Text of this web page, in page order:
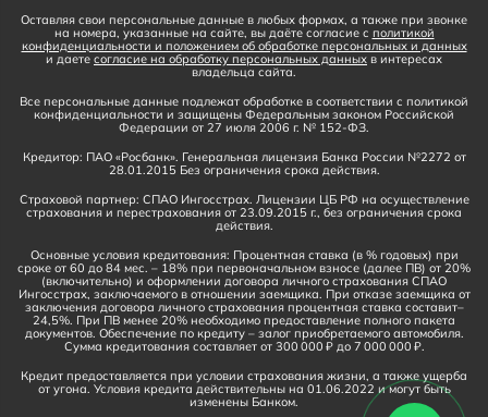
Оставляя свои персональные данные в любых формах, а также при звонке
на номера, указанные на сайте, вы даёте согласие с политикой
конфиденциальности и положением об обработке персональных и данных
и даете согласие на обработку персональных данных в интересах
владельца сайта.
Все персональные данные подлежат обработке в соответствии с политикой
конфиденциальности и защищены Федеральным законом Российской
Федерации от 27 июля 2006 г. № 152-ФЗ.
Кредитор: ПАО «Росбанк». Генеральная лицензия Банка России №2272 от
28.01.2015 Без ограничения срока действия.
Страховой партнер: СПАО Ингосстрах. Лицензии ЦБ РФ на осуществление
страхования и перестрахования от 23.09.2015 г., без ограничения срока
действия.
Основные условия кредитования: Процентная ставка (в % годовых) при
сроке от 60 до 84 мес. – 18% при первоначальном взносе (далее ПВ) от 20%
(включительно) и оформлении договора личного страхования СПАО
Ингосстрах, заключаемого в отношении заемщика. При отказе заемщика от
заключения договора личного страхования процентная ставка составит–
24,5%. При ПВ менее 20% необходимо предоставление полного пакета
документов. Обеспечение по кредиту – залог приобретаемого автомобиля.
Сумма кредитования составляет от 300 000 ₽ до 7 000 000 ₽.
Кредит предоставляется при условии страхования жизни, а также ущерба
от угона. Условия кредита действительны на 01.06.2022 и могут быть
изменены Банком.